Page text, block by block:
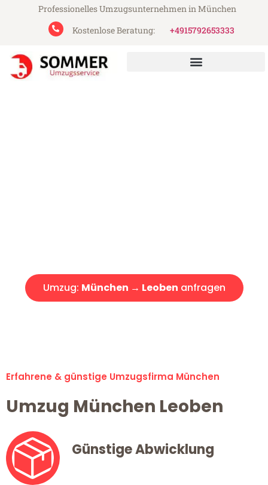
Professionelles Umzugsunternehmen in München
Kostenlose Beratung:
+4915792653333
Umzug: München → Leoben anfragen
Erfahrene & günstige Umzugsfirma München
Umzug München Leoben
Günstige Abwicklung